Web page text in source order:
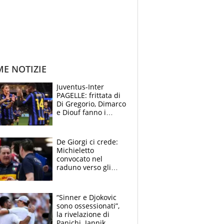
NOTIZIE
Juventus-Inter
PAGELLE: frittata di
Di Gregorio, Dimarco
e Diouf fanno i
scompare, Kolo fa
sperare
De Giorgi ci crede:
Michieletto
convocato nel
raduno verso gli
“Sinner e Djokovic
sono ossessionati”,
la rivelazione di